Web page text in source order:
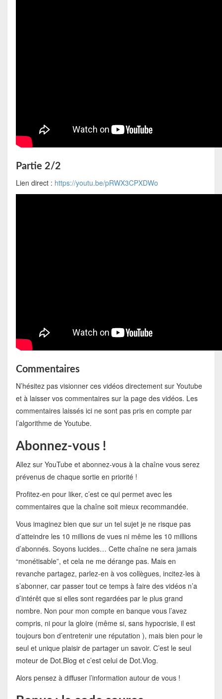
Partie 2/2
Lien direct : https://youtu.be/pRWX3CPXDWo
Commentaires
N’hésitez pas visionner ces vidéos directement sur Youtube
et à laisser vos commentaires sur la page des vidéos. Les
commentaires laissés ici ne sont pas pris en compte par
l’algorithme de Youtube.
Abonnez-vous !
Allez sur YouTube et abonnez-vous à la chaîne vous serez
prévenus de chaque sortie en priorité !
Profitez-en pour liker, c’est ce qui permet avec les
commentaires que la chaîne soit mieux recommandée.
Vous imaginez bien que sur un tel sujet je ne risque pas
d’atteindre les 10 millions de vues ni même les 10 millions
d’abonnés. Soyons lucides… Cette chaîne ne sera jamais
“monétisable”, et cela ne me dérange pas. Mais en
revanche partagez, parlez-en à vos collègues, incitez-les à
s’abonner, car passer tout ce temps à faire des vidéos n’a
d’intérêt que si elles sont regardées par le plus grand
nombre. Non pour mon compte en banque vous l’avez
compris, ni pour la gloire (même si, sans hypocrisie, il est
toujours bon d’entretenir une réputation ), mais bien pour le
seul et unique plaisir de partager un savoir. C’est le seul
moteur de Dot.Blog et c’est celui de Dot.Vlog.
Alors pensez à diffuser l’information autour de vous !